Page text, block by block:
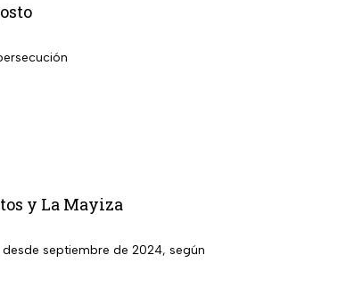
y La Mayiza
septiembre de 2024, según